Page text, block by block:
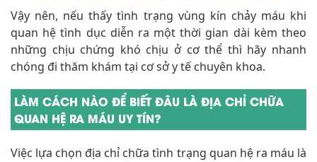
Vậy nên, nếu thấy tình trạng vùng kín chảy máu khi
quan hệ tình dục diễn ra một thời gian dài kèm theo
những chịu chứng khó chịu ở cơ thể thì hãy nhanh
chóng đi thăm khám tại cơ sở y tế chuyên khoa.
LÀM CÁCH NÀO ĐỂ BIẾT ĐÂU LÀ ĐỊA CHỈ CHỮA
QUAN HỆ RA MÁU UY TÍN?
Việc lựa chọn địa chỉ chữa tình trạng quan hệ ra máu là